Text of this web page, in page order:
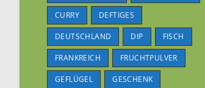
CURRY DEFTIGES
DEUTSCHLAND DIP FISCH
FRANKREICH FRUCHTPULVER
GEFLÜGEL GESCHENK